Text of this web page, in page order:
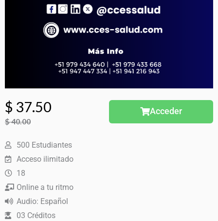
El
original
era:
$ 40.00.
$ 37.50
El
actual
es:
$ 37.50.
6% Dto.
$40.00
Acceder
500 Estudiantes
Acceso ilimitado
18
Online a tu ritmo
Audio: Español
03 Créditos